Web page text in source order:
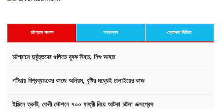
চট্টগ্রাম সংবাদ গণমাধ্যম স্যোসাল মিডিয়া
চট্টগ্রামে দুর্বৃত্তদের গুলিতে যুবক নিহত, শিশু আহত
পটিয়ায় বিশ্বব্যাংকের কাজে অনিয়ম, বৃষ্টির মধ্যেই ঢালাইয়ের কাজ
ইঞ্জিনে ত্রুটি, ফেনী স্টেশনে ৭০০ যাত্রী নিয়ে আটকা চট্টলা এক্সপ্রেস